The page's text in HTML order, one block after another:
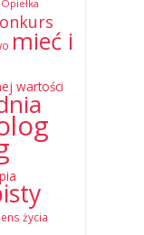
mieć i
wartości
życia